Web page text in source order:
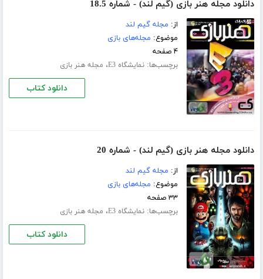
دانلود مجله هنر بازی (گیم لند) - شماره 18.5
از: مجله گیم لند
موضوع: مجله‌های بازی
۴ صفحه
برچسب‌ها:نمایشگاه E3 ، مجله هنر بازی
دانلود کتاب
دانلود مجله هنر بازی (گیم لند) - شماره 20
از: مجله گیم لند
موضوع: مجله‌های بازی
۳۳ صفحه
برچسب‌ها:نمایشگاه E3 ، مجله هنر بازی
دانلود کتاب